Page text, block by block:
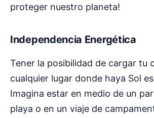
proteger nuestro planeta!
Independencia Energética
Tener la posibilidad de cargar tu
cualquier lugar donde haya Sol
Imagina estar en medio de un
playa o en un viaje de